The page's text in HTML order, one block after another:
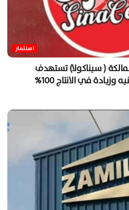
استثمار
( سيناكولا) تستهدف